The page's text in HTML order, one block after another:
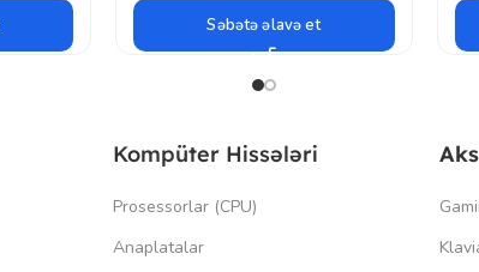
Səbətə əlavə et
Kompüter Hissələri
Prosessorlar (CPU)
Anaplatalar